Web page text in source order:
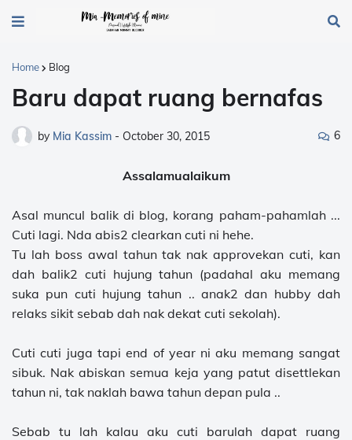
Home Blog
Baru dapat ruang bernafas
by Mia Kassim - October 30, 2015 6
Assalamualaikum
Asal muncul balik di blog, korang paham-pahamlah ...
Cuti lagi. Nda abis2 clearkan cuti ni hehe.
Tu lah boss awal tahun tak nak approvekan cuti, kan
dah balik2 cuti hujung tahun (padahal aku memang
suka pun cuti hujung tahun .. anak2 dan hubby dah
relaks sikit sebab dah nak dekat cuti sekolah).
Cuti cuti juga tapi end of year ni aku memang sangat
sibuk. Nak abiskan semua keja yang patut disettlekan
tahun ni, tak naklah bawa tahun depan pula ..
Sebab tu lah kalau aku cuti barulah dapat ruang